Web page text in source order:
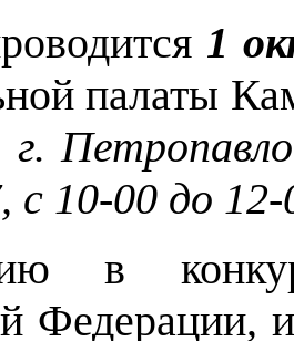
1
палаты
г.
с 10-00 до 12-
в